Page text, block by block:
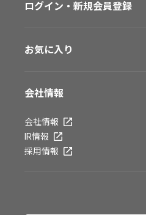
ログイン・新規会員登録
お気に入り
会社情報
会社情報
IR情報
採用情報